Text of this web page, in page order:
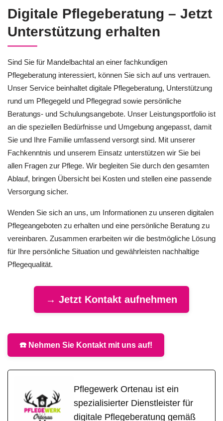
Digitale Pflegeberatung – Jetzt
Unterstützung erhalten
Sind Sie für Mandelbachtal an einer fachkundigen
Pflegeberatung interessiert, können Sie sich auf uns vertrauen.
Unser Service beinhaltet digitale Pflegeberatung, Unterstützung
rund um Pflegegeld und Pflegegrad sowie persönliche
Beratungs- und Schulungsangebote. Unser Leistungsportfolio ist
an die speziellen Bedürfnisse und Umgebung angepasst, damit
Sie und Ihre Familie umfassend versorgt sind. Mit unserer
Fachkenntnis und unserem Einsatz unterstützen wir Sie bei
allen Fragen zur Pflege. Wir begleiten Sie durch den gesamten
Ablauf, bringen Übersicht bei Kosten und stellen eine passende
Versorgung sicher.
Wenden Sie sich an uns, um Informationen zu unseren digitalen
Pflegeangeboten zu erhalten und eine persönliche Beratung zu
vereinbaren. Zusammen erarbeiten wir die bestmögliche Lösung
für Ihre persönliche Situation und gewährleisten nachhaltige
Pflegequalität.
→ Jetzt Kontakt aufnehmen
☎️ Nehmen Sie Kontakt mit uns auf!
Pflegewerk Ortenau ist ein
spezialisierter Dienstleister für
digitale Pflegeberatung gemäß